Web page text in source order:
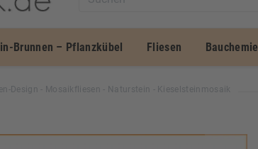
Brunnen – Pflanzkübel Fliesen Bauchemie
Design - Mosaikfliesen - Naturstein - Kieselsteinmosaik